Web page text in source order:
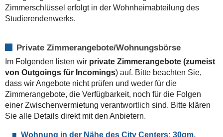
Zimmerschlüssel erfolgt in der Wohnheimabteilung des
Studierendenwerks.
Private Zimmerangebote/Wohnungsbörse
Im Folgenden listen wir private Zimmerangebote (zumeist
von Outgoings für Incomings) auf. Bitte beachten Sie,
dass wir Angebote nicht prüfen und weder für die
Zimmerangebote, die Verfügbarkeit, noch für die Folgen
einer Zwischenvermietung verantwortlich sind. Bitte klären
Sie alle Details direkt mit den Anbietern.
Wohnung in der Nähe des City Centers: 30qm,